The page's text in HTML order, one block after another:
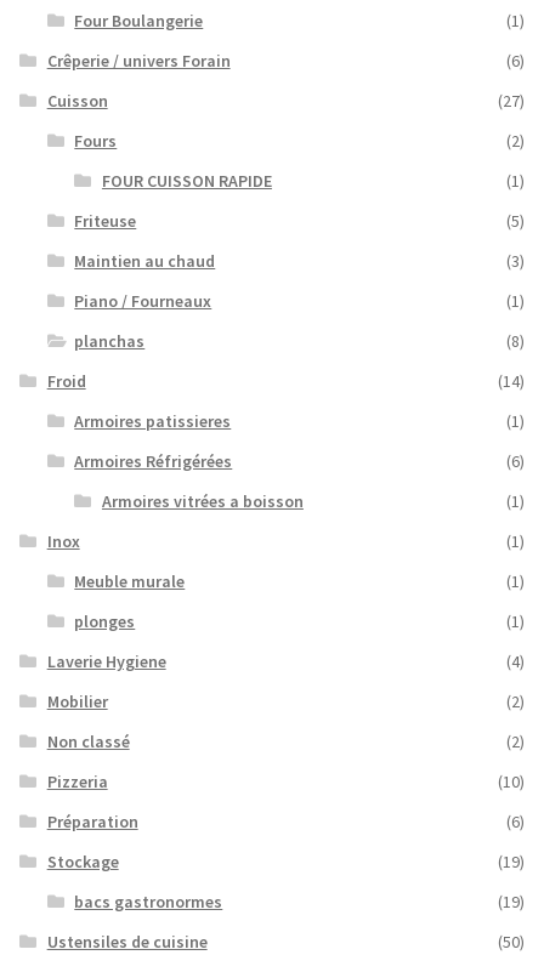
Four Boulangerie
(1)
Crêperie / univers Forain
(6)
Cuisson
(27)
Fours
(2)
FOUR CUISSON RAPIDE
(1)
Friteuse
(5)
Maintien au chaud
(3)
Piano / Fourneaux
(1)
planchas
(8)
Froid
(14)
Armoires patissieres
(1)
Armoires Réfrigérées
(6)
Armoires vitrées a boisson
(1)
Inox
(1)
Meuble murale
(1)
plonges
(1)
Laverie Hygiene
(4)
Mobilier
(2)
Non classé
(2)
Pizzeria
(10)
Préparation
(6)
Stockage
(19)
bacs gastronormes
(19)
Ustensiles de cuisine
(50)